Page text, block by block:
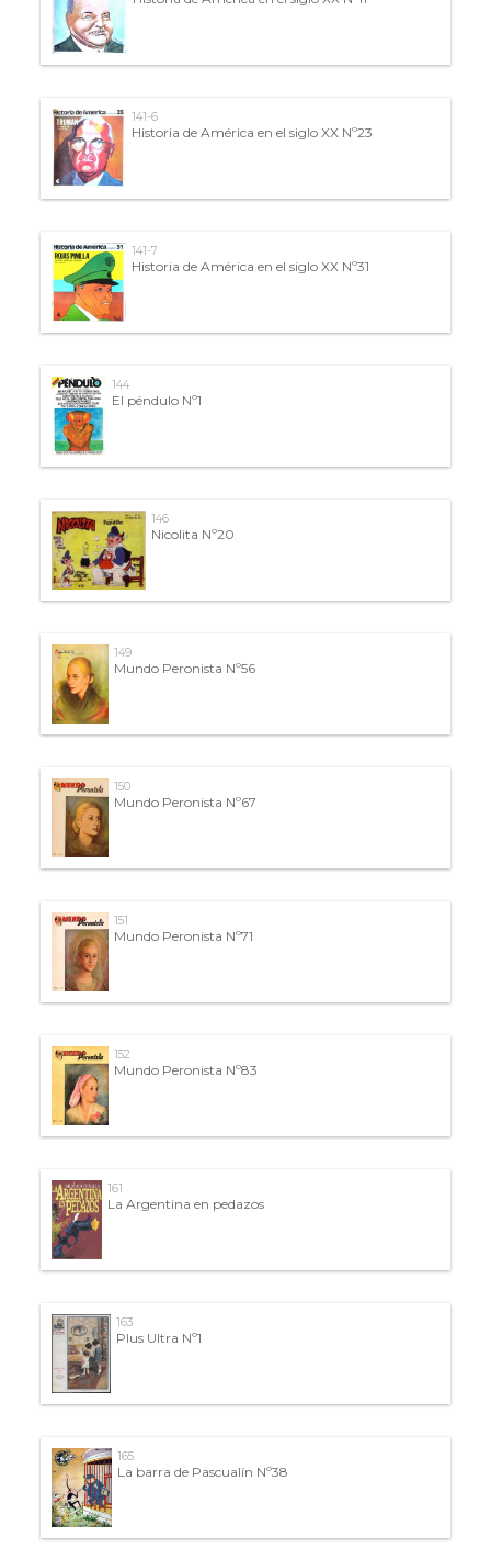
141-6
Historia de América en el siglo XX Nº23
141-7
Historia de América en el siglo XX Nº31
144
El péndulo Nº1
146
Nicolita Nº20
149
Mundo Peronista Nº56
150
Mundo Peronista Nº67
151
Mundo Peronista Nº71
152
Mundo Peronista Nº83
161
La Argentina en pedazos
163
Plus Ultra Nº1
165
La barra de Pascualín Nº38